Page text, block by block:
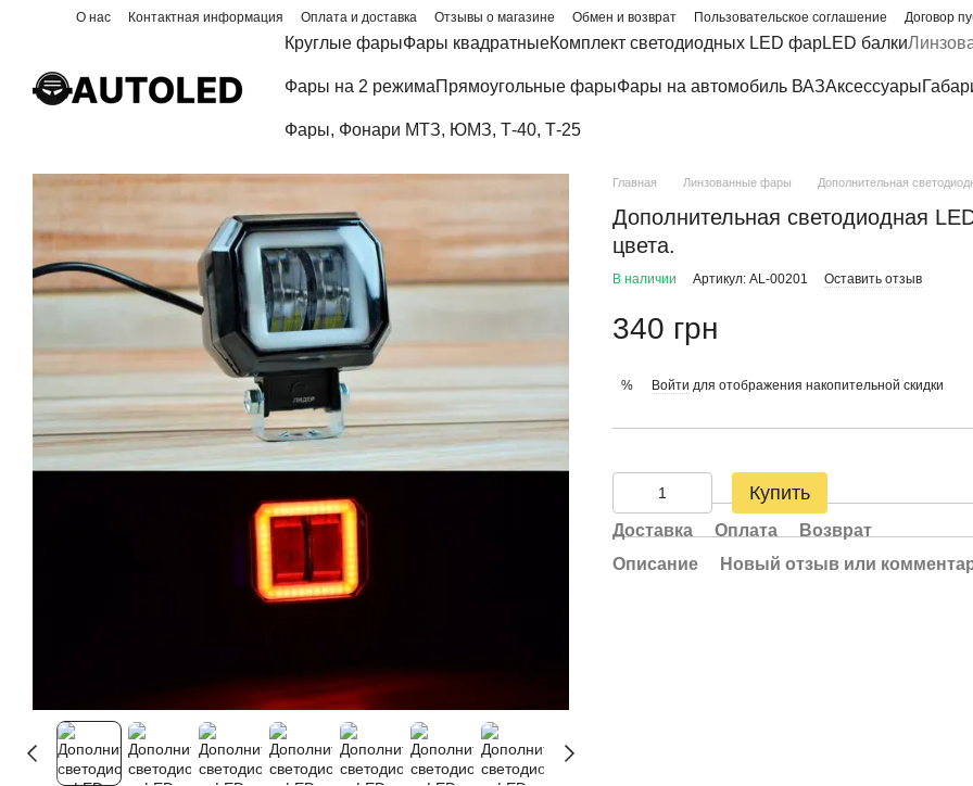
Перейти к основному контенту
О нас Контактная информация Оплата и доставка Отзывы о магазине Обмен и возврат Пользовательское соглашение
Договор
Круглые фарыФары квадратныеКомплект светодиодных LED фарLED балки
Фары на 2 режимаПрямоугольные фарыФары на автомобиль ВАЗАксессуары
Фары, Фонари МТЗ, ЮМЗ, Т-40, Т-25
Главная Линзованные фары Дополнительная
Дополнительная светодиодная
цвета.
В наличии Артикул: AL-00201 Оставить отзыв
340 грн
% Войти для отображения накопительной скидки
Купить
Доставка Оплата
Возврат
Описание
Новый отзыв или